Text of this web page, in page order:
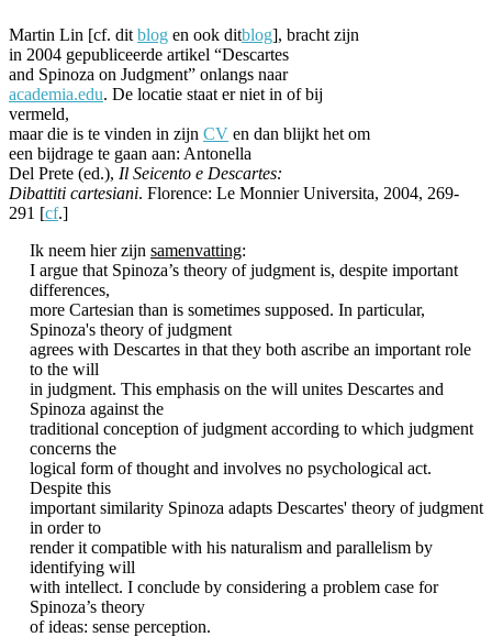
Martin Lin [cf. dit blog en ook ditblog], bracht zijn
in 2004 gepubliceerde artikel “Descartes
and Spinoza on Judgment” onlangs naar
academia.edu. De locatie staat er niet in of bij
vermeld,
maar die is te vinden in zijn CV en dan blijkt het om
een bijdrage te gaan aan: Antonella
Del Prete (ed.), Il Seicento e Descartes:
Dibattiti cartesiani. Florence: Le Monnier Universita, 2004, 269-
291 [cf.]
Ik neem hier zijn samenvatting:
I argue that Spinoza’s theory of judgment is, despite important
differences,
more Cartesian than is sometimes supposed. In particular,
Spinoza's theory of judgment
agrees with Descartes in that they both ascribe an important role
to the will
in judgment. This emphasis on the will unites Descartes and
Spinoza against the
traditional conception of judgment according to which judgment
concerns the
logical form of thought and involves no psychological act.
Despite this
important similarity Spinoza adapts Descartes' theory of judgment
in order to
render it compatible with his naturalism and parallelism by
identifying will
with intellect. I conclude by considering a problem case for
Spinoza’s theory
of ideas: sense perception.